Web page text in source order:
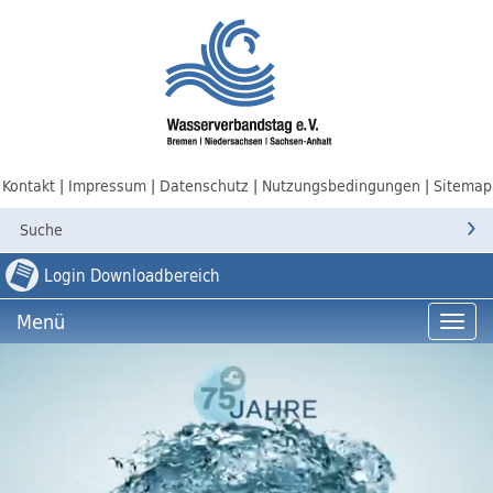
Kontakt Impressum Datenschutz Nutzungsbedingungen Sitemap
Login Downloadbereich
Menü
Menü